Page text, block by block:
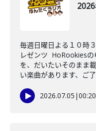
毎週日曜日よる１０時
レゼンツ HoRookies
を、だいたいそのまま
い楽曲があります、ご了
2026.07.05 |